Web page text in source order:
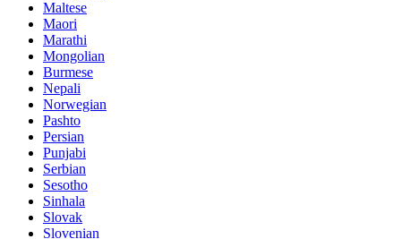
Maltese
Maori
Marathi
Mongolian
Burmese
Nepali
Norwegian
Pashto
Persian
Punjabi
Serbian
Sesotho
Sinhala
Slovak
Slovenian